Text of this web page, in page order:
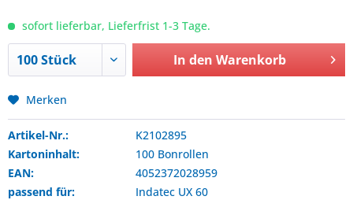
sofort lieferbar, Lieferfrist 1-3 Tage.
In den Warenkorb
Merken
Artikel-Nr.:
K2102895
Kartoninhalt:
100 Bonrollen
EAN:
4052372028959
passend für:
Indatec UX 60